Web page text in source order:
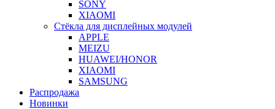
SONY
XIAOMI
Стёкла для дисплейных модулей
APPLE
MEIZU
HUAWEI/HONOR
XIAOMI
SAMSUNG
Распродажа
Новинки